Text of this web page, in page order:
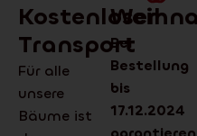
Kostenloser
Transport
Für alle
unsere
Bäume ist
Bei
Bestellung
bis
17.12.2024